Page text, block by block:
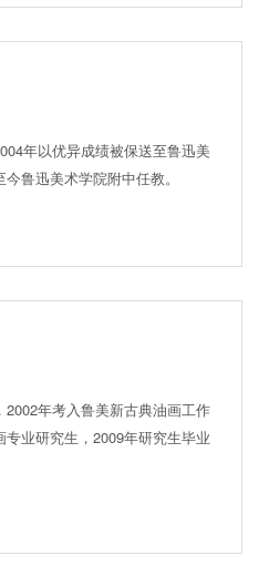
年以优异成绩被保送至鲁迅美
鲁迅美术学院附中任教。
年考入鲁美新古典油画工作
业研究生，2009年研究生毕业